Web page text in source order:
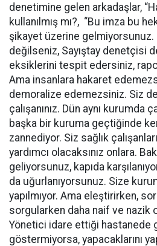
denetimine gelen arkadaşlar,
kullanılmış mı?, “Bu imza bu
şikayet üzerine
değilseniz, Sayıştay denetçisi
eksiklerini tespit edersiniz,
Ama insanlara hakaret
demoralize edemezsiniz. Siz de
çalışanınız. Dün aynı kurumda
başka bir kuruma geçtiğinde
zannediyor. Siz sağlık
yardımcı olacaksınız onlara.
geliyorsunuz, kapıda
da uğurlanıyorsunuz. Size
yapılmıyor. Ama eleştirirken,
sorgularken daha naif ve nazik
Yönetici idare ettiği hastanede
göstermiyorsa, yapacaklarını